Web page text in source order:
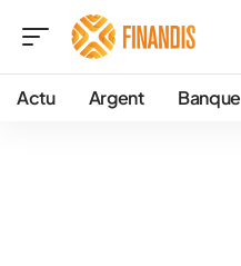
Actu Argent Banque